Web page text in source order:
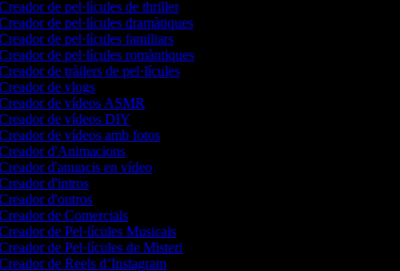
de pel·lícules de thriller
de pel·lícules dramàtiques
de pel·lícules familiars
de pel·lícules romàntiques
de tràilers de pel·lícules
de vlogs
de vídeos ASMR
de vídeos DIY
de vídeos amb fotos
d'Animacions
d'anuncis en vídeo
d'intros
d'outros
de Comercials
de Pel·lícules Musicals
de Pel·lícules de Misteri
de Reels d’Instagram